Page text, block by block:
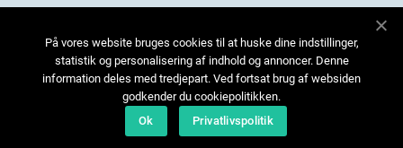
Kontakt os
Sitemap
På vores website bruges cookies til at huske dine indstillinger,
statistik og personalisering af indhold og annoncer. Denne
information deles med tredjepart. Ved fortsat brug af websiden
godkender du cookiepolitikken.
Ok
Privatlivspolitik